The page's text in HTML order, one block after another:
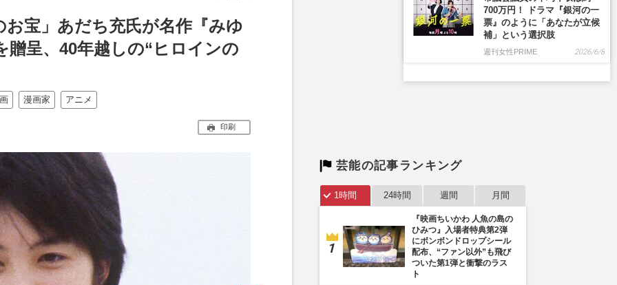
お宝」あだち充氏が名作『みゆ
贈呈、40年越しの“ヒロインの
漫画家 アニメ
印刷
芸能の記事ランキング
1時間 24時間 週間 月間
『映画ちいかわ 人魚の島の
ひみつ』入場者特典第2弾
にボンボンドロップシール
配布、“ファン以外”も飛び
ついた第1弾と衝撃のラス
ト